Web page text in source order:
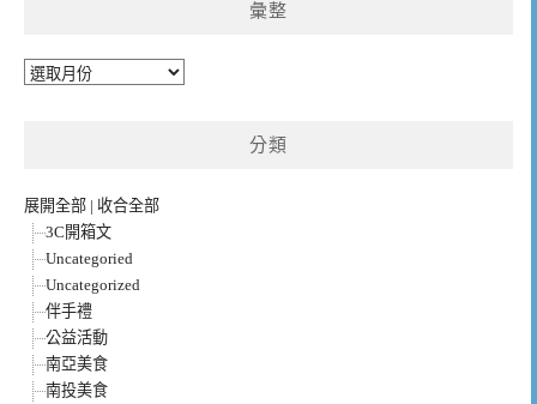
彙整
彙
分類
展開全部 | 收合全部
3C開箱文
Uncategoried
Uncategorized
伴手禮
公益活動
南亞美食
南投美食